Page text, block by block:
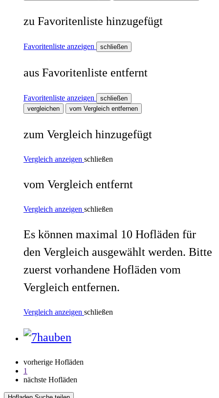
zu Favoritenliste hinzugefügt
Favoritenliste anzeigen schließen
aus Favoritenliste entfernt
Favoritenliste anzeigen
schließen
vergleichen
vom Vergleich entfernen
zum Vergleich hinzugefügt
Vergleich anzeigen schließen
vom Vergleich entfernt
Vergleich anzeigen schließen
Es können maximal 10 Hofläden für
den Vergleich ausgewählt werden. Bitte
zuerst vorhandene Hofläden vom
Vergleich entfernen.
Vergleich anzeigen schließen
vorherige Hofläden
1
nächste Hofläden